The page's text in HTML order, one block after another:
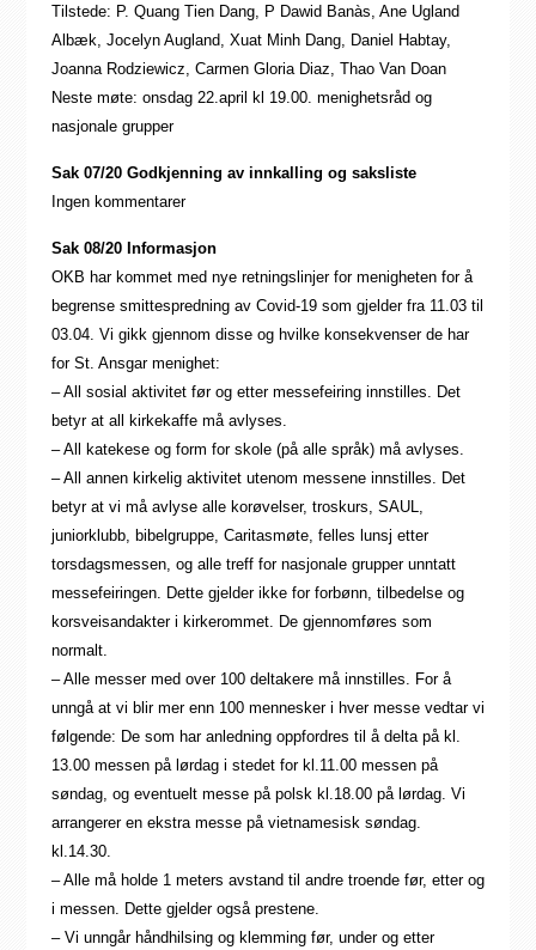
Tilstede: P. Quang Tien Dang, P Dawid Banàs, Ane Ugland
Albæk, Jocelyn Augland, Xuat Minh Dang, Daniel Habtay,
Joanna Rodziewicz, Carmen Gloria Diaz, Thao Van Doan
Neste møte: onsdag 22.april kl 19.00. menighetsråd og
nasjonale grupper
Sak 07/20 Godkjenning av innkalling og saksliste
Ingen kommentarer
Sak 08/20 Informasjon
OKB har kommet med nye retningslinjer for menigheten for å
begrense smittespredning av Covid-19 som gjelder fra 11.03 til
03.04. Vi gikk gjennom disse og hvilke konsekvenser de har
for St. Ansgar menighet:
– All sosial aktivitet før og etter messefeiring innstilles. Det
betyr at all kirkekaffe må avlyses.
– All katekese og form for skole (på alle språk) må avlyses.
– All annen kirkelig aktivitet utenom messene innstilles. Det
betyr at vi må avlyse alle korøvelser, troskurs, SAUL,
juniorklubb, bibelgruppe, Caritasmøte, felles lunsj etter
torsdagsmessen, og alle treff for nasjonale grupper unntatt
messefeiringen. Dette gjelder ikke for forbønn, tilbedelse og
korsveisandakter i kirkerommet. De gjennomføres som
normalt.
– Alle messer med over 100 deltakere må innstilles. For å
unngå at vi blir mer enn 100 mennesker i hver messe vedtar vi
følgende: De som har anledning oppfordres til å delta på kl.
13.00 messen på lørdag i stedet for kl.11.00 messen på
søndag, og eventuelt messe på polsk kl.18.00 på lørdag. Vi
arrangerer en ekstra messe på vietnamesisk søndag.
kl.14.30.
– Alle må holde 1 meters avstand til andre troende før, etter og
i messen. Dette gjelder også prestene.
– Vi unngår håndhilsing og klemming før, under og etter